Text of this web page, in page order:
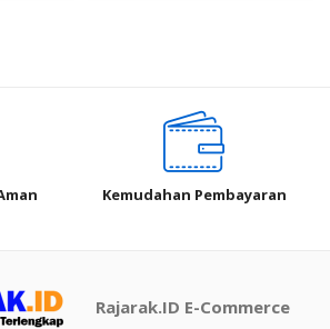
Kemudahan Pembayaran
Rajarak.ID E-Commerce